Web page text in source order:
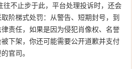
往不止步于此，平台处理投诉时，还会
阶梯式处罚：从警告、短期封号，到
责任，如果是因为侵犯肖像权、名誉
下架，你还可能需要公开道歉并支付
官司。